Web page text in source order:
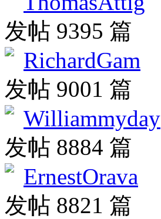
发帖 9395 篇
RichardGam
发帖 9001 篇
Williammyday
发帖 8884 篇
ErnestOrava
发帖 8821 篇